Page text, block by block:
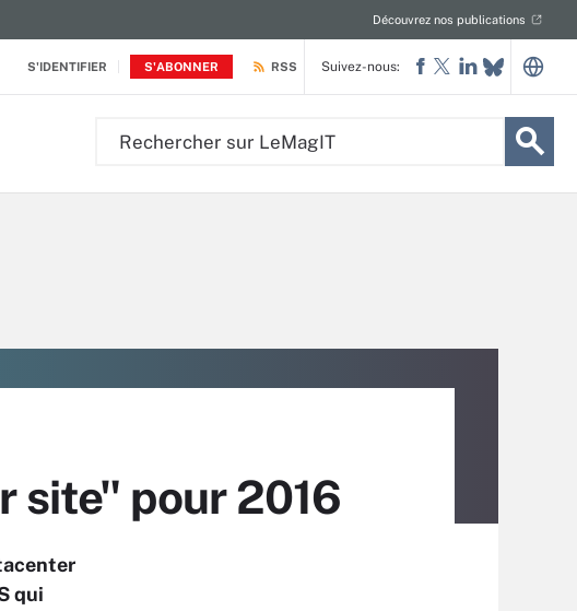
S'IDENTIFIER S'ABONNER
Découvrez nos publications
RSS Suivez-nous:
site" pour 2016
qui